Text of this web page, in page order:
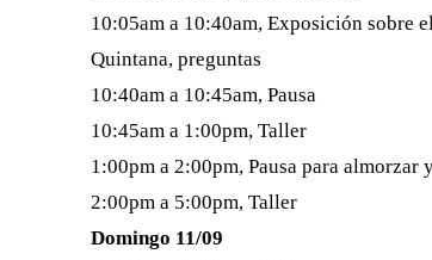
10:05am a 10:40am, Exposición sobre
Quintana, preguntas
10:40am a 10:45am, Pausa
10:45am a 1:00pm, Taller
1:00pm a 2:00pm, Pausa para almorzar
2:00pm a 5:00pm, Taller
Domingo 11/09